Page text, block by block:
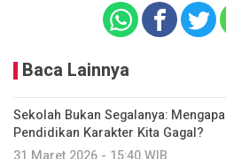
Baca Lainnya
Sekolah Bukan Segalanya: Mengapa
Pendidikan Karakter Kita Gagal?